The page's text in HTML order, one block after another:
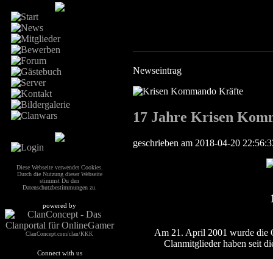
Diese Webseite verwendet Cookies.
Durch die Nutzung dieser Webseite
stimmst Du den
Datenschutzbestimmungen zu.
powered by
ClanConcept.com/clan/KKK
Connect with us
Newseintrag
17 Jahre Krisen
geschrieben am 2018-04-20
Am 21. April 2001 wurde die
Clanmitglieder haben seit